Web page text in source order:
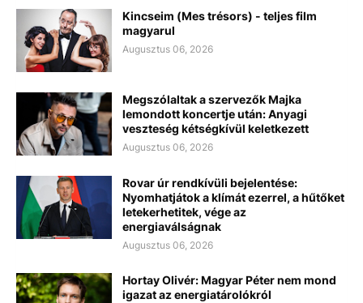
Kincseim (Mes trésors) - teljes film
magyarul
Augusztus 06, 2026
Megszólaltak a szervezők Majka
lemondott koncertje után: Anyagi
veszteség kétségkívül keletkezett
Augusztus 06, 2026
Rovar úr rendkívüli bejelentése:
Nyomhatjátok a klímát ezerrel, a hűtőket
letekerhetitek, vége az
energiaválságnak
Augusztus 06, 2026
Hortay Olivér: Magyar Péter nem mond
igazat az energiatárolókról